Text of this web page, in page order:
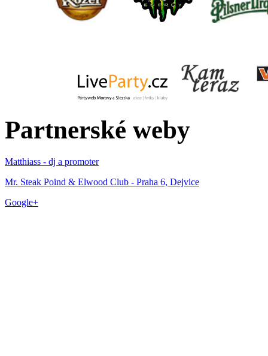
Partnerské weby
Matthiass - dj a promoter
Mr. Steak Poind & Elwood Club - Praha 6, Dejvice
Google+